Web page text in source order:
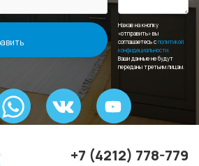
Нажав на кнопку
«отправить» вы
соглашаетесь сполитикой
конфидециальности.
Ваши данные не будут
переданы третьим лицам.
+7 (4212) 778-779